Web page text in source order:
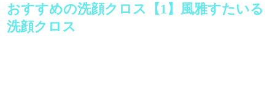
おすすめの洗顔クロス【1】風雅すたいる
洗顔クロス